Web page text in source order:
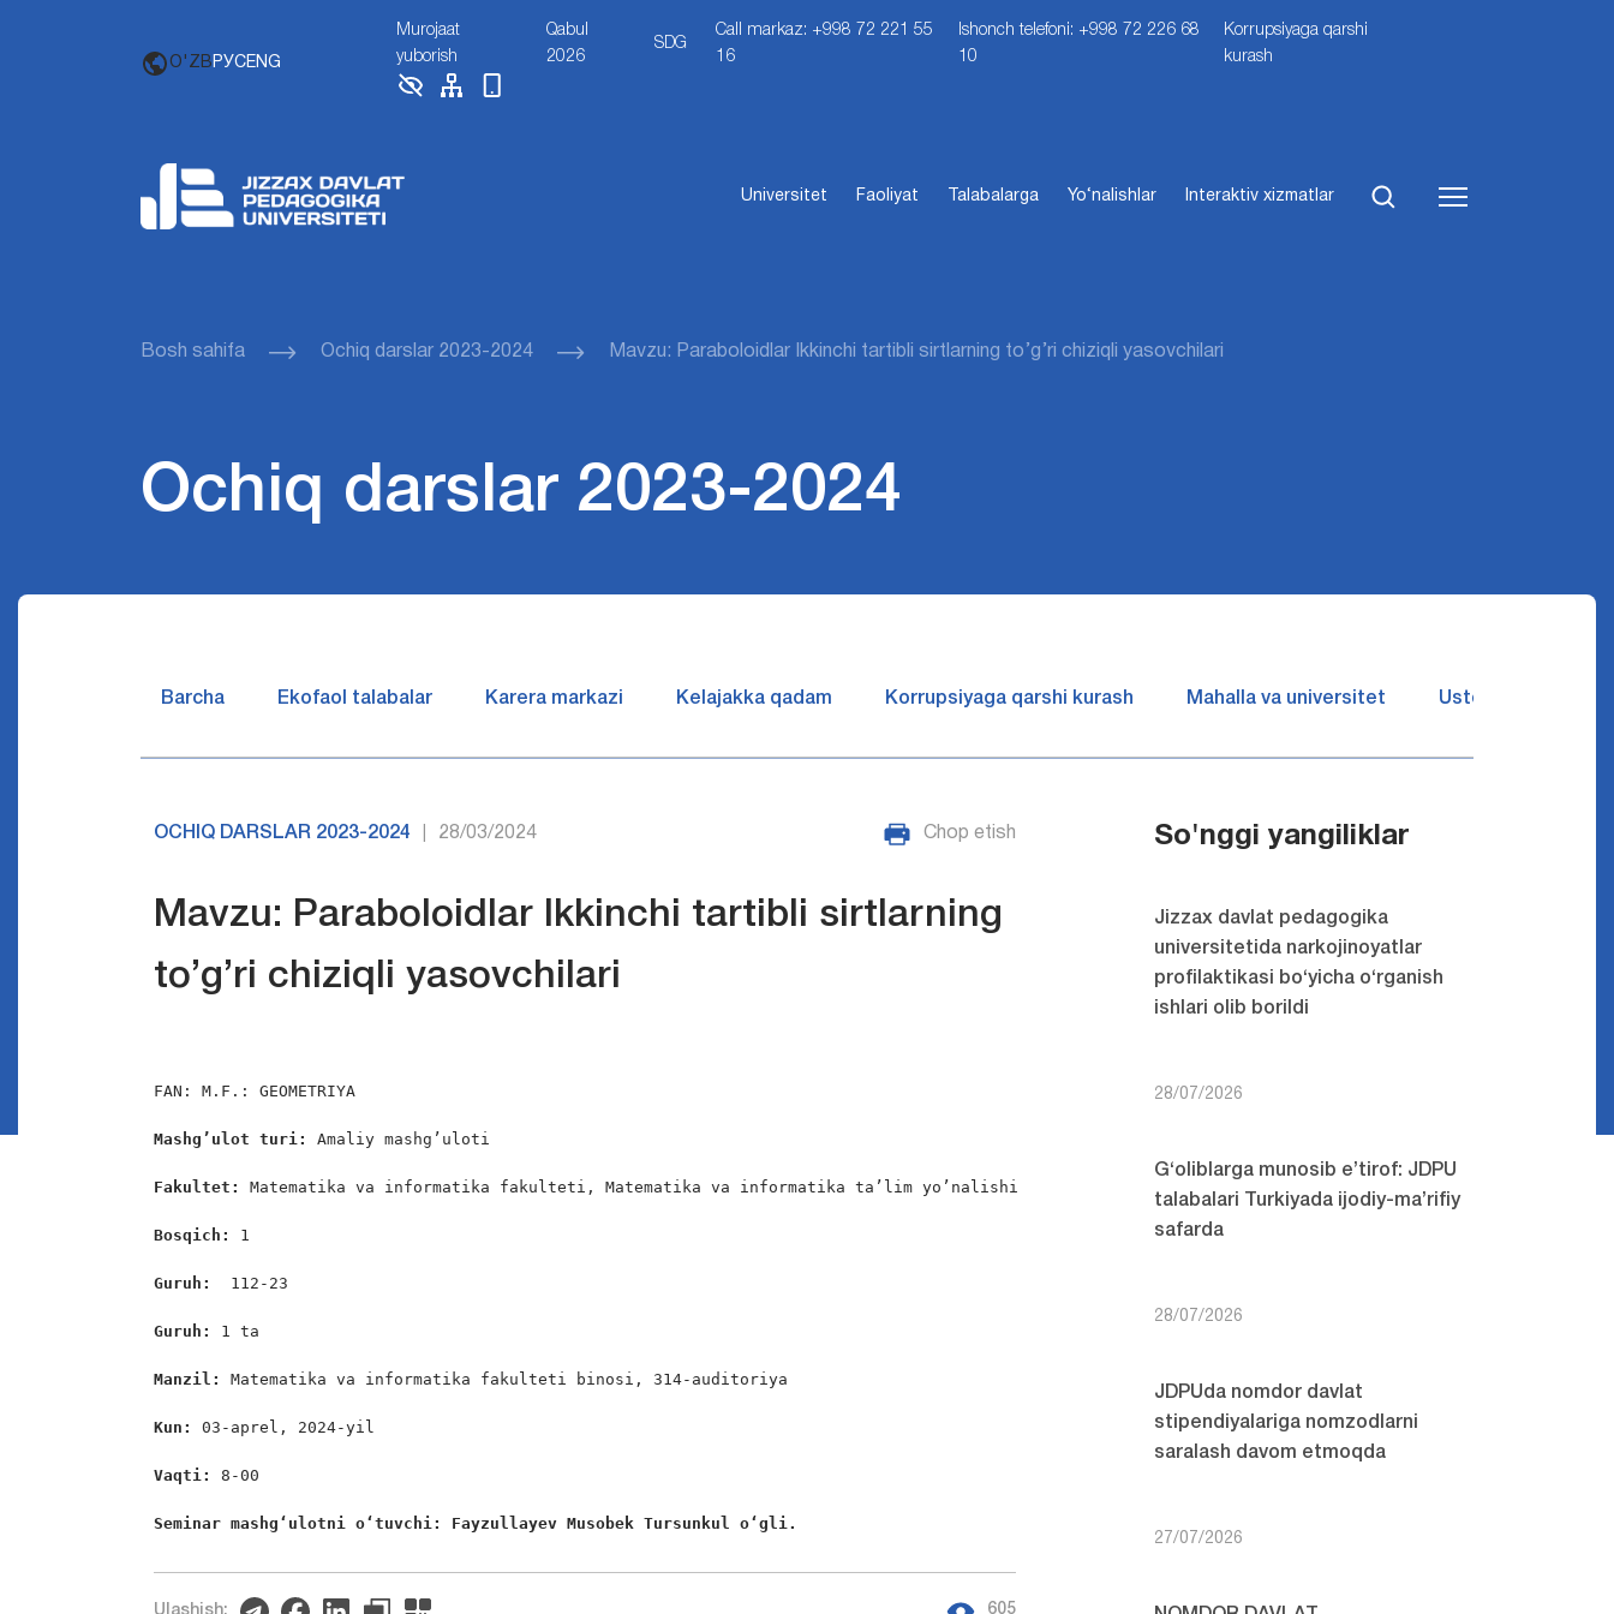
O'ZB РУСENG
Murojaat
yuborish
Qabul
2026
SDG
Call markaz: +998 72 221 55
16
Ishonch telefoni: +998 72 226 68
10
Korrupsiyaga qarshi
kurash
Universitet Faoliyat Talabalarga Yo‘nalishlar Interaktiv xizmatlar
Bosh sahifa Ochiq darslar 2023-2024 Mavzu: Paraboloidlar Ikkinchi tartibli sirtlarning to’g’ri chiziqli yasovchilari
Ochiq darslar 2023-2024
Barcha Ekofaol talabalar Karera markazi Kelajakka qadam Korrupsiyaga qarshi kurash Mahalla va universitet Ustozlar suhbatin
OCHIQ DARSLAR 2023-2024 28/03/2024 Chop etish
Mavzu: Paraboloidlar Ikkinchi tartibli sirtlarning
to’g’ri chiziqli yasovchilari
FAN: M.F.: GEOMETRIYA
Mashg’ulot turi: Amaliy mashg’uloti
Fakultet: Matematika va informatika fakulteti, Matematika va informatika ta’lim yo’nalishi
Bosqich: 1
Guruh: 112-23
Guruh: 1 ta
Manzil: Matematika va informatika fakulteti binosi, 314-auditoriya
Kun: 03-aprel, 2024-yil
Vaqti: 8-00
Seminar mashgʻulotni oʻtuvchi: Fayzullayev Musobek Tursunkul o‘gli.
605
So'nggi yangiliklar
Jizzax davlat pedagogika
universitetida narkojinoyatlar
profilaktikasi bo‘yicha o‘rganish
ishlari olib borildi
28/07/2026
G‘oliblarga munosib e’tirof: JDPU
talabalari Turkiyada ijodiy-ma’rifiy
safarda
28/07/2026
JDPUda nomdor davlat
stipendiyalariga nomzodlarni
saralash davom etmoqda
27/07/2026